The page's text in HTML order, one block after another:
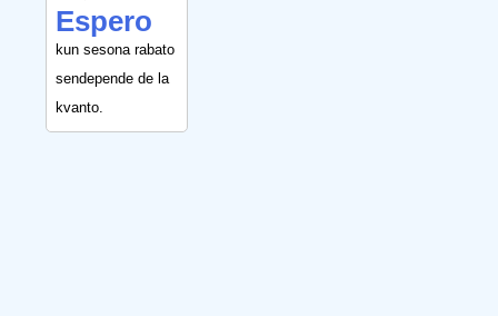
Espero
kun sesona rabato
sendepende de la
kvanto.